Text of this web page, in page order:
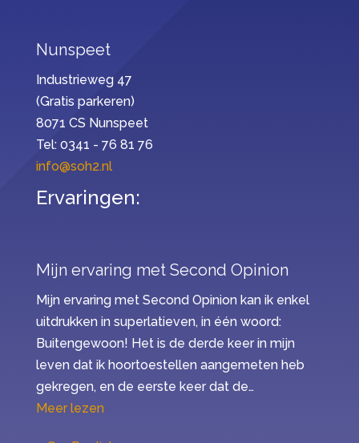
Nunspeet
Industrieweg 47
(Gratis parkeren)
8071 CS Nunspeet
Tel: 0341 - 76 81 76
info@soh2.nl
Ervaringen:
Mijn ervaring met Second Opinion
Mijn ervaring met Second Opinion kan ik enkel
uitdrukken in superlatieven, in één woord:
Buitengewoon! Het is de derde keer in mijn
leven dat ik hoortoestellen aangemeten heb
gekregen, en de eerste keer dat de…
Meer lezen“Mijn ervaring met Second Opinion”